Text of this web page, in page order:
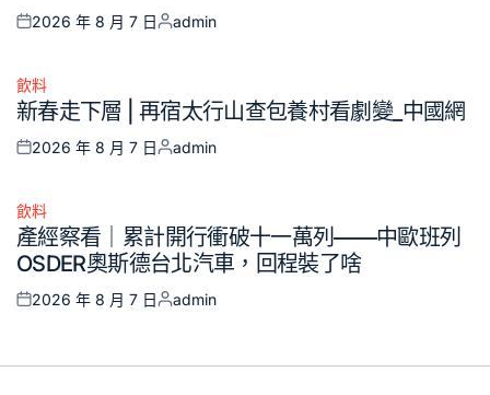
Posted
2026 年 8 月 7 日
Posted
admin
Posted
in
飲料
新春走下層 | 再宿太行山查包養村看劇變_中國網
Posted
2026 年 8 月 7 日
Posted
admin
Posted
in
飲料
產經察看｜累計開行衝破十一萬列——中歐班列
OSDER奧斯德台北汽車，回程裝了啥
Posted
2026 年 8 月 7 日
Posted
admin